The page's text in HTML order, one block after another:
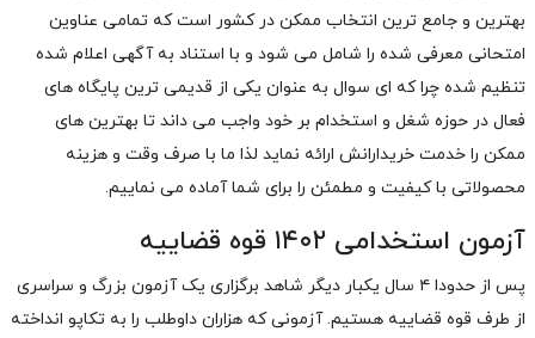
بهترین و جامع ترین انتخاب ممکن در کشور است که تمامی عناوین
امتحانی معرفی شده را شامل می شود و با استناد به آگهی اعلام شده
تنظیم شده چرا که ای سوال به عنوان یکی از قدیمی ترین پایگاه های
فعال در حوزه شغل و استخدام بر خود واجب می داند تا بهترین های
ممکن را خدمت خریدارانش ارائه نماید لذا ما با صرف وقت و هزینه
محصولاتی با کیفیت و مطمئن را برای شما آماده می نماییم.
آزمون استخدامی ۱۴۰۲ قوه قضاییه
پس از حدودا ۴ سال یکبار دیگر شاهد برگزاری یک آزمون بزرگ و سراسری
از طرف قوه قضاییه هستیم. آزمونی که هزاران داوطلب را به تکاپو انداخته